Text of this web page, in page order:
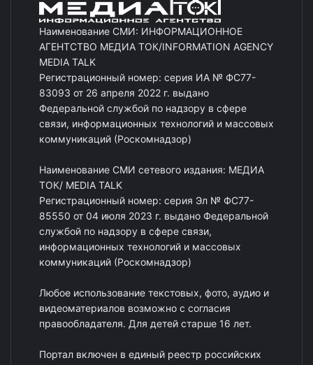
Наименование СМИ: ИНФОРМАЦИОННОЕ
АГЕНТСТВО МЕДИА ТОК/INFORMATION AGENCY
MEDIA TALK
Регистрационный номер: серия ИА № ФС77-
83093 от 26 апреля 2022 г. выдано
Федеральной службой по надзору в сфере
связи, информационных технологий и массовых
коммуникаций (Роскомнадзор)
Наименование СМИ сетевого издания: МЕДИА
ТОК/ MEDIA TALK
Регистрационный номер: серия Эл № ФС77-
85550 от 04 июля 2023 г. выдано Федеральной
службой по надзору в сфере связи,
информационных технологий и массовых
коммуникаций (Роскомнадзор)
Любое использование текстовых, фото, аудио и
видеоматериалов возможно с согласия
правообладателя. Для детей старше 16 лет.
Портал включен в единый реестр российских